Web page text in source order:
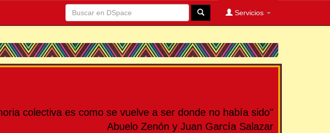
Servicios
colectiva es como se vuelve a ser donde no había sido"
Abuelo Zenón y Juan García Salazar